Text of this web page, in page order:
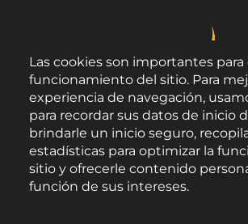
Las cookies son importantes
funcionamiento del sitio. Para
experiencia de navegación,
para recordar sus datos de inicio
brindarle un inicio seguro,
estadísticas para optimizar la
sitio y ofrecerle contenido
función de sus intereses.